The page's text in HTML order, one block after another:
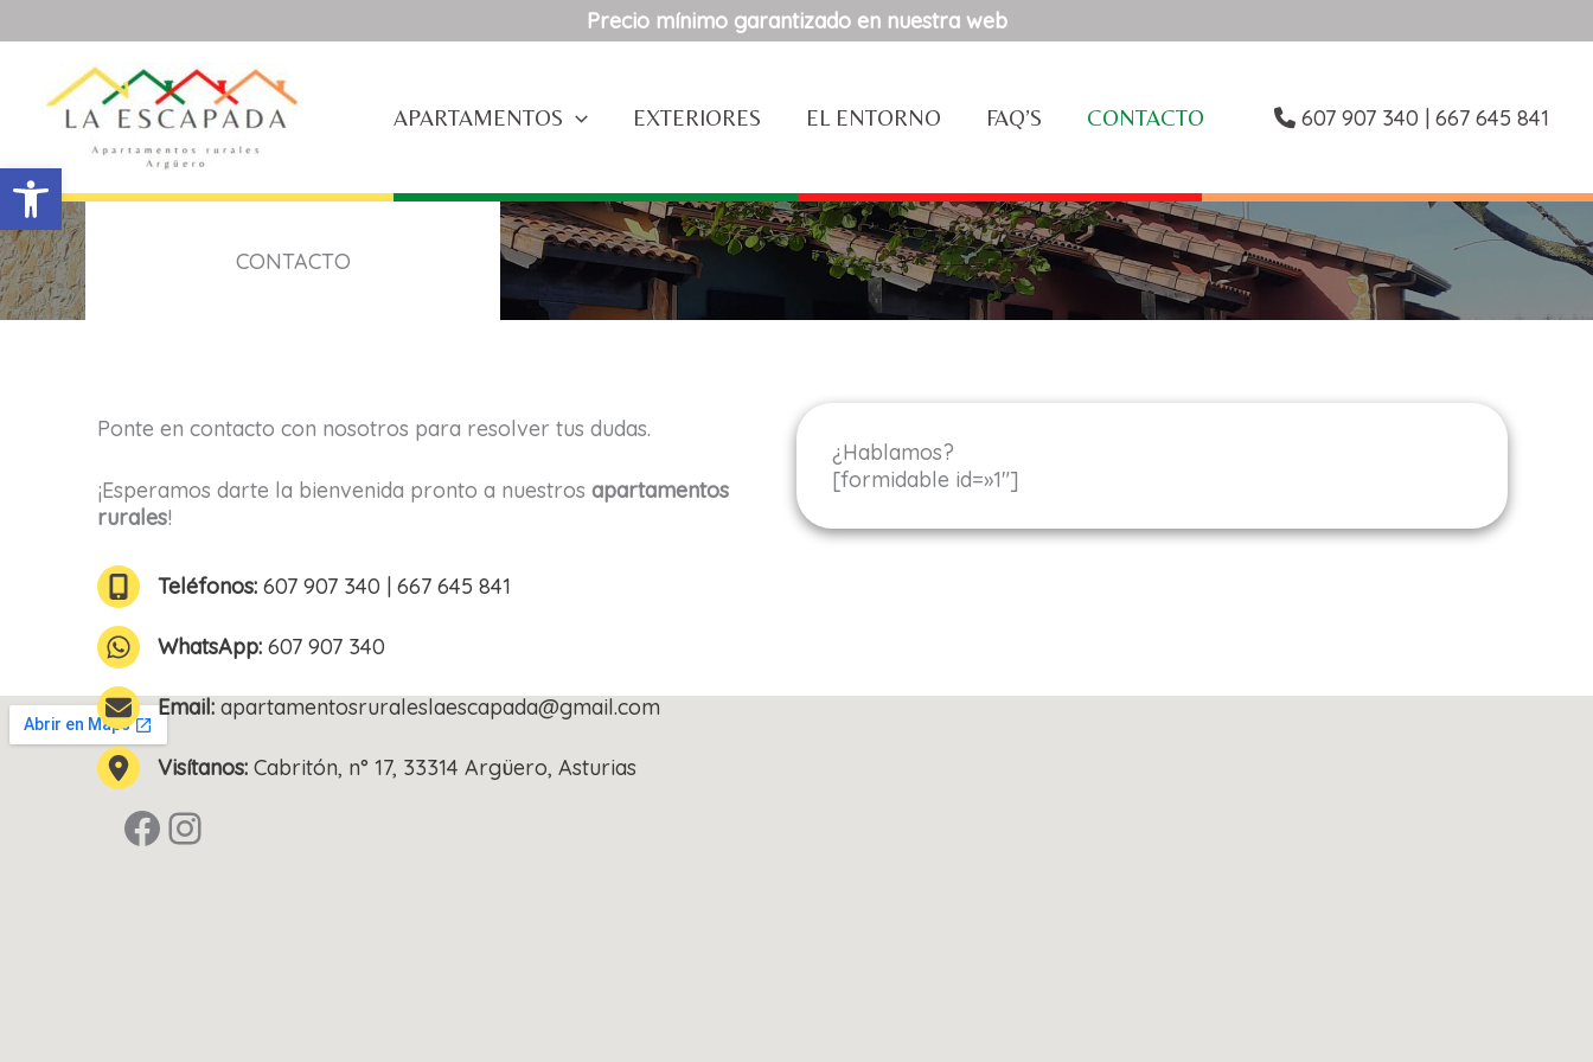
Abrir barra de herramientas
al
contenido
Precio mínimo garantizado en nuestra web
APARTAMENTOS EXTERIORES EL ENTORNO FAQ’S CONTACTO 607 907 340 |667 645 841
CONTACTO
Ponte en contacto con nosotros para resolver tus dudas.
¡Esperamos darte la bienvenida pronto a nuestros apartamentos
rurales!
Teléfonos: 607 907 340 | 667 645 841
WhatsApp: 607 907 340
Email: apartamentosruraleslaescapada@gmail.com
Visítanos: Cabritón, n° 17, 33314 Argüero, Asturias
Perfil de Facebook
Instagram
¿Hablamos?
[formidable id=»1″]